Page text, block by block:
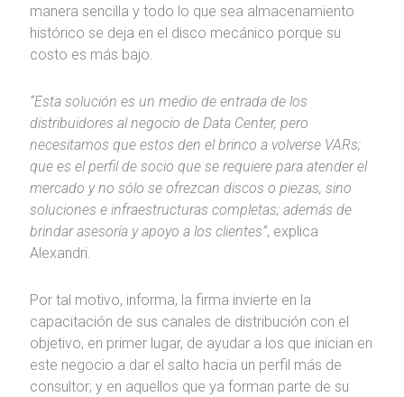
manera sencilla y todo lo que sea almacenamiento
histórico se deja en el disco mecánico porque su
costo es más bajo.
“Esta solución es un medio de entrada de los
distribuidores al negocio de Data Center, pero
necesitamos que estos den el brinco a volverse VARs;
que es el perfil de socio que se requiere para atender el
mercado y no sólo se ofrezcan discos o piezas, sino
soluciones e infraestructuras completas; además de
brindar asesoría y apoyo a los clientes”, explica
Alexandri.
Por tal motivo, informa, la firma invierte en la
capacitación de sus canales de distribución con el
objetivo, en primer lugar, de ayudar a los que inician en
este negocio a dar el salto hacia un perfil más de
consultor; y en aquellos que ya forman parte de su